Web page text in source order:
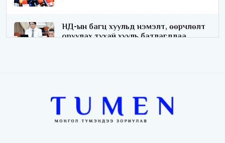
НД-ын багц хуульд нэмэлт, өөрчлөлт
оруулах тухай хууль батлагдлаа
хяналт тавина
Admin 2026-07-02 09:10:46